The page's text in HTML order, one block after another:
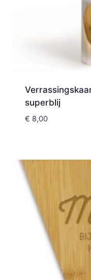
superblij
€ 8,00